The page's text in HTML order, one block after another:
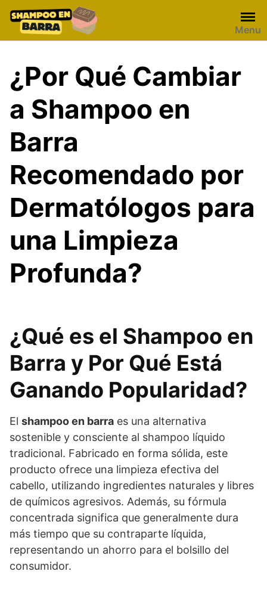
content
Menu
¿Por Qué Cambiar
a Shampoo en
Barra
Recomendado por
Dermatólogos para
una Limpieza
Profunda?
¿Qué es el Shampoo en
Barra y Por Qué Está
Ganando Popularidad?
El shampoo en barra es una alternativa
sostenible y consciente al shampoo líquido
tradicional. Fabricado en forma sólida, este
producto ofrece una limpieza efectiva del
cabello, utilizando ingredientes naturales y libres
de químicos agresivos. Además, su fórmula
concentrada significa que generalmente dura
más tiempo que su contraparte líquida,
representando un ahorro para el bolsillo del
consumidor.